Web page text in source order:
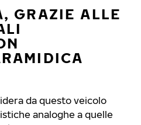
GRAZIE ALLE
da questo veicolo
analoghe a quelle